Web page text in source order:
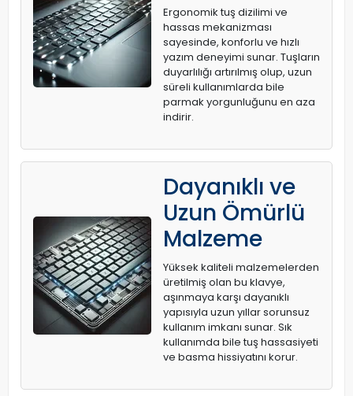
Ergonomik tuş dizilimi ve
hassas mekanizması
sayesinde, konforlu ve hızlı
yazım deneyimi sunar. Tuşların
duyarlılığı artırılmış olup, uzun
süreli kullanımlarda bile
parmak yorgunluğunu en aza
indirir.
Dayanıklı ve
Uzun Ömürlü
Malzeme
Yüksek kaliteli malzemelerden
üretilmiş olan bu klavye,
aşınmaya karşı dayanıklı
yapısıyla uzun yıllar sorunsuz
kullanım imkanı sunar. Sık
kullanımda bile tuş hassasiyeti
ve basma hissiyatını korur.